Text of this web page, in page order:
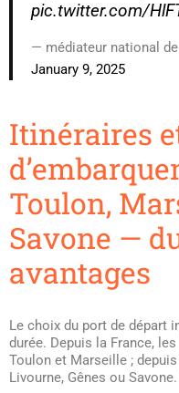
pic.twitter.com/
— médiateur national
January 9, 2025
Itinéraires
Toulon,
Savone —
avantages
Le choix du port de départ
durée. Depuis la France,
Toulon et Marseille ;
Livourne, Gênes ou